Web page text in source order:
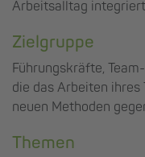
Arbeitsalltag
Zielgruppe
Führungskräfte,
die das Arbeiten ihres
neuen Methoden
Themen